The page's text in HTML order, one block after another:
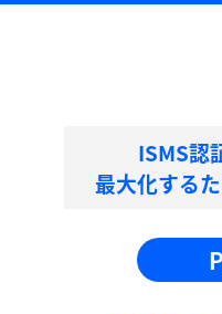
ISMS認
最大化する